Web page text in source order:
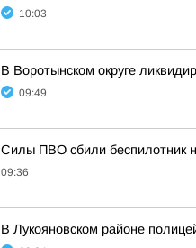
10:03
В Воротынском округе
09:49
Силы ПВО сбили беспилотник
09:36
В Лукояновском районе